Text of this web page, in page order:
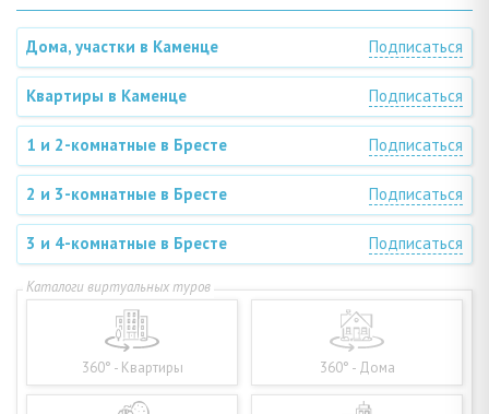
Дома, участки в Каменце Подписаться
Квартиры в Каменце Подписаться
1 и 2-комнатные в Бресте Подписаться
2 и 3-комнатные в Бресте Подписаться
3 и 4-комнатные в Бресте Подписаться
360° - Квартиры 360° - Дома